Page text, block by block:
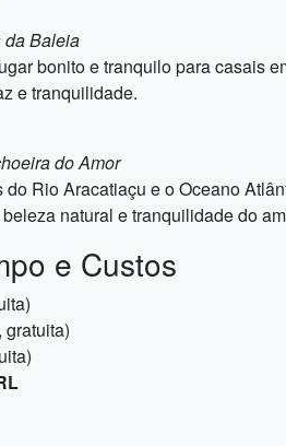
da Baleia
bonito e tranquilo para casais
e tranquilidade.
do Amor
Rio Aracatiaçu e o Oceano
natural e tranquilidade do
e Custos
gratuita)